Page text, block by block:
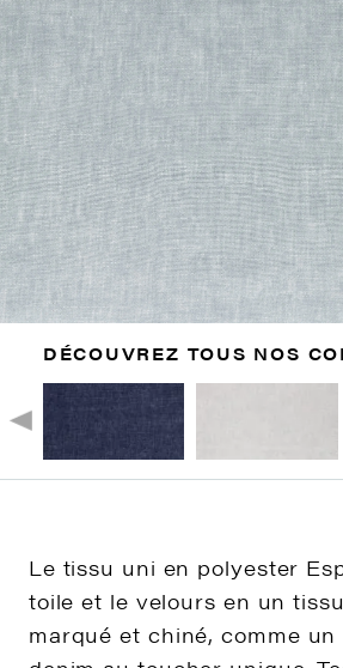
DÉCOUVREZ TOUS NOS
Le tissu uni en polyester
toile et le velours en un
marqué et chiné, comme un